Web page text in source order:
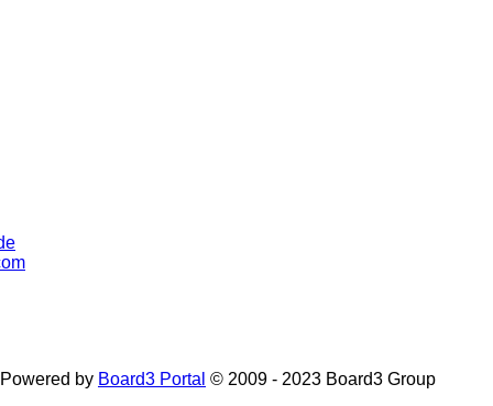
Powered by Board3 Portal © 2009 - 2023 Board3 Group